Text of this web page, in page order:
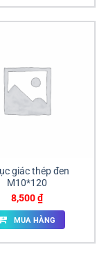
giác thép đen
M10*120
8,500₫
MUA HÀNG